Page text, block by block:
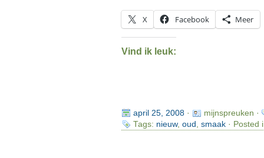
X Facebook Meer
Vind ik leuk:
april 25, 2008·
mijnspreuken ·
Tags: nieuw, oud , smaak· Posted